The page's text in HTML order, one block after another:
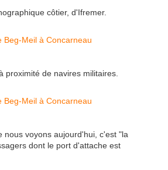
côtier, d'Ifremer.
proximité de navires militaires.
nous voyons aujourd'hui, c'est "la
dont le port d'attache est